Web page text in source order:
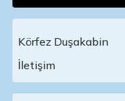
Main
Körfez Duşakabin
İletişim